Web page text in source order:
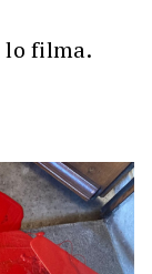
lo filma.